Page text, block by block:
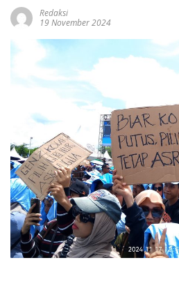
Redaksi
19 November 2024